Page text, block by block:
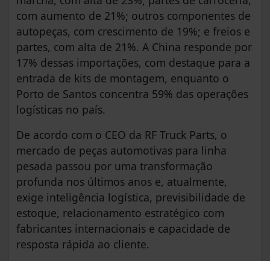
com aumento de 21%; outros componentes de
autopeças, com crescimento de 19%; e freios e
partes, com alta de 21%. A China responde por
17% dessas importações, com destaque para a
entrada de kits de montagem, enquanto o
Porto de Santos concentra 59% das operações
logísticas no país.
De acordo com o CEO da RF Truck Parts, o
mercado de peças automotivas para linha
pesada passou por uma transformação
profunda nos últimos anos e, atualmente,
exige inteligência logística, previsibilidade de
estoque, relacionamento estratégico com
fabricantes internacionais e capacidade de
resposta rápida ao cliente.